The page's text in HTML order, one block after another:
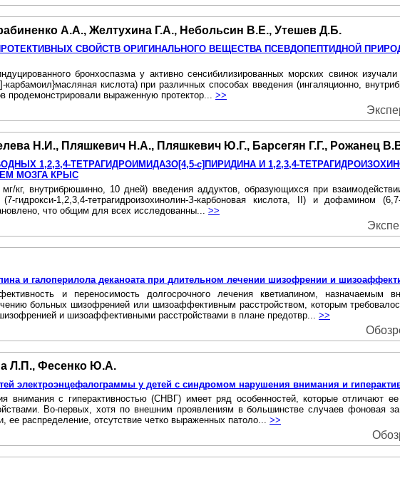
А.А., Желтухина Г.А., Небольсин В.Е., Утешев Д.Б.
СВОЙСТВ ОРИГИНАЛЬНОГО ВЕЩЕСТВА ПСЕВДОПЕПТИДНОЙ
бронхоспазма у активно сенсибилизированных морских свинок
карбамоил}масляная кислота) при различных способах введения (ингаляционно,
продемонстрировали выраженную протектор... >>
Н.И., Пляшкевич Н.А., Пляшкевич Ю.Г., Барсегян Г.Г., Рожанец
1,2,3,4-ТЕТРАГИДРОИМИДАЗО[4,5-с]ПИРИДИНА И 1,2,3,4-
МОЗГА КРЫС
кг, внутрибрюшинно, 10 дней) введения аддуктов, образующихся при
гидрокси-1,2,3,4-тетрагидроизохинолин-З-карбоновая кислота, II) и дофамином
что общим для всех исследованны... >>
и галоперилола деканоата при длительном лечении шизофрении и
и переносимость долгосрочного лечения кветиапином,
больных шизофренией или шизоаффективным расстройством, которым
и шизоаффективными расстройствами в плане предотвр... >>
Л.П., Фесенко Ю.А.
электроэнцефалограммы у детей с синдромом нарушения внимания и
внимания с гиперактивностью (СНВГ) имеет ряд особенностей, которые отличают
Во-первых, хотя по внешним проявлениям в большинстве случаев фоновая
ее распределение, отсутствие четко выраженных патоло... >>